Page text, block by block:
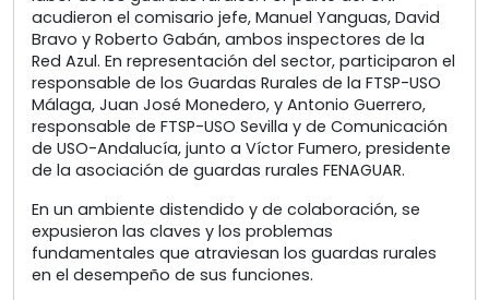
acudieron el comisario jefe, Manuel Yanguas, David
Bravo y Roberto Gabán, ambos inspectores de la
Red Azul. En representación del sector, participaron el
responsable de los Guardas Rurales de la FTSP-USO
Málaga, Juan José Monedero, y Antonio Guerrero,
responsable de FTSP-USO Sevilla y de Comunicación
de USO-Andalucía, junto a Víctor Fumero, presidente
de la asociación de guardas rurales FENAGUAR.
En un ambiente distendido y de colaboración, se
expusieron las claves y los problemas
fundamentales que atraviesan los guardas rurales
en el desempeño de sus funciones.